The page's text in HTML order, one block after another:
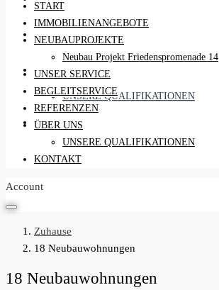
REFERENZEN
ÜBER UNS
UNSERE QUALIFIKATIONEN
KONTAKT
START
IMMOBILIENANGEBOTE
NEUBAUPROJEKTE
Neubau Projekt Friedenspromenade 14
UNSER SERVICE
BEGLEITSERVICE
REFERENZEN
ÜBER UNS
UNSERE QUALIFIKATIONEN
KONTAKT
Account
Zuhause
18 Neubauwohnungen
18 Neubauwohnungen